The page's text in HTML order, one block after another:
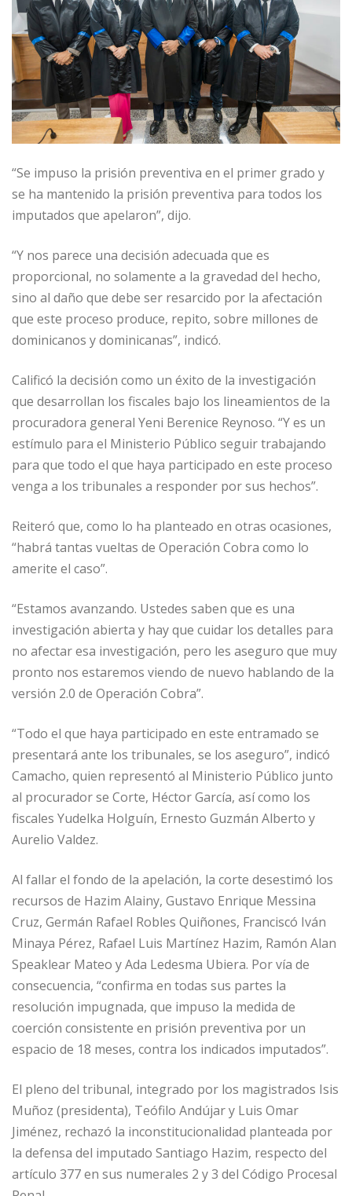
“Se impuso la prisión preventiva en el primer grado y
se ha mantenido la prisión preventiva para todos los
imputados que apelaron”, dijo.
“Y nos parece una decisión adecuada que es
proporcional, no solamente a la gravedad del hecho,
sino al daño que debe ser resarcido por la afectación
que este proceso produce, repito, sobre millones de
dominicanos y dominicanas”, indicó.
Calificó la decisión como un éxito de la investigación
que desarrollan los fiscales bajo los lineamientos de la
procuradora general Yeni Berenice Reynoso. “Y es un
estímulo para el Ministerio Público seguir trabajando
para que todo el que haya participado en este proceso
venga a los tribunales a responder por sus hechos”.
Reiteró que, como lo ha planteado en otras ocasiones,
“habrá tantas vueltas de Operación Cobra como lo
amerite el caso”.
“Estamos avanzando. Ustedes saben que es una
investigación abierta y hay que cuidar los detalles para
no afectar esa investigación, pero les aseguro que muy
pronto nos estaremos viendo de nuevo hablando de la
versión 2.0 de Operación Cobra”.
“Todo el que haya participado en este entramado se
presentará ante los tribunales, se los aseguro”, indicó
Camacho, quien representó al Ministerio Público junto
al procurador se Corte, Héctor García, así como los
fiscales Yudelka Holguín, Ernesto Guzmán Alberto y
Aurelio Valdez.
Al fallar el fondo de la apelación, la corte desestimó los
recursos de Hazim Alainy, Gustavo Enrique Messina
Cruz, Germán Rafael Robles Quiñones, Franciscó Iván
Minaya Pérez, Rafael Luis Martínez Hazim, Ramón Alan
Speaklear Mateo y Ada Ledesma Ubiera. Por vía de
consecuencia, “confirma en todas sus partes la
resolución impugnada, que impuso la medida de
coerción consistente en prisión preventiva por un
espacio de 18 meses, contra los indicados imputados”.
El pleno del tribunal, integrado por los magistrados Isis
Muñoz (presidenta), Teófilo Andújar y Luis Omar
Jiménez, rechazó la inconstitucionalidad planteada por
la defensa del imputado Santiago Hazim, respecto del
artículo 377 en sus numerales 2 y 3 del Código Procesal